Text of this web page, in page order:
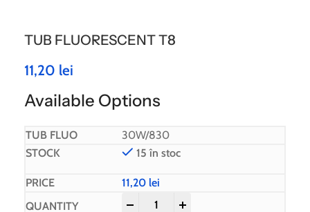
TUB FLUORESCENT T8
11,20 lei
Available Options
30W/830
15 în stoc
11,20 lei